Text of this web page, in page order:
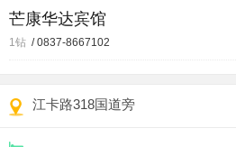
芒康华达宾馆
1钻 /0837-8667102
江卡路318国道旁